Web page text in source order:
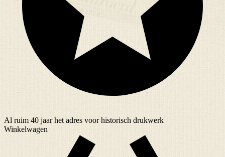
Al ruim 40 jaarhet adres voor historisch drukwerk
Winkelwagen